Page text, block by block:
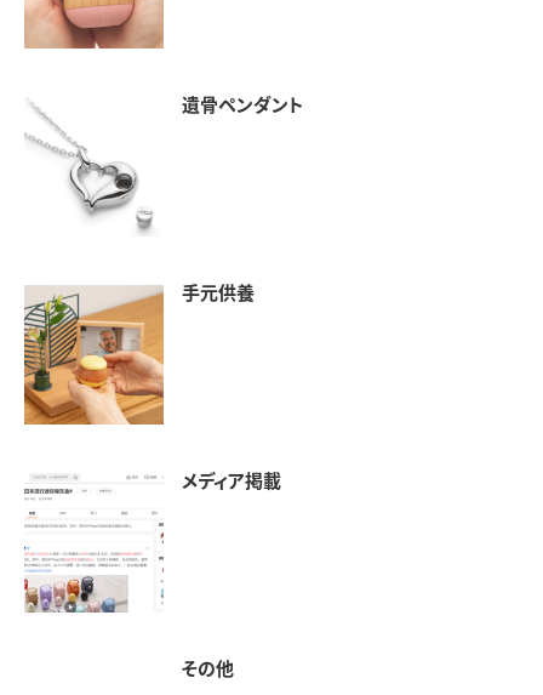
遺骨ペンダント
手元供養
メディア掲載
その他